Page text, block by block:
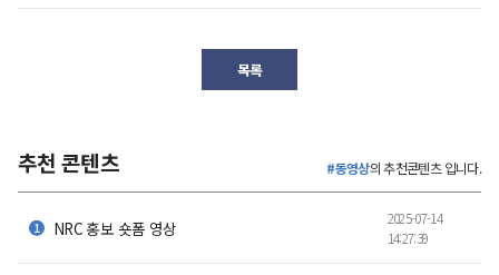
목록
추천 콘텐츠 #동영상의 추천콘텐츠 입니다.
NRC 홍보 숏폼 영상
2025-07-14
14:27:39